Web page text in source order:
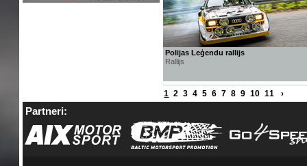
Polijas Leģendu rallijs
Rallijs
1 2 3 4 5 6 7 8 9 10 11 ›
Partneri: